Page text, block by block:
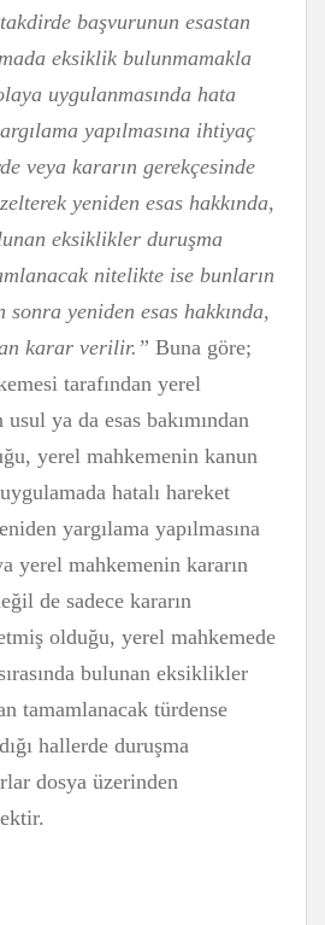
başvurunun esastan
eksiklik bulunmamakla
uygulanmasında hata
yapılmasına ihtiyaç
veya kararın gerekçesinde
yeniden esas hakkında,
eksiklikler duruşma
nitelikte ise bunların
sonra yeniden esas hakkında,
karar verilir.” Buna göre;
tarafından yerel
usul ya da esas bakımından
yerel mahkemenin kanun
hatalı hareket
yargılama yapılmasına
yerel mahkemenin kararın
de sadece kararın
olduğu, yerel mahkemede
bulunan eksiklikler
tamamlanacak türdense
hallerde duruşma
dosya üzerinden